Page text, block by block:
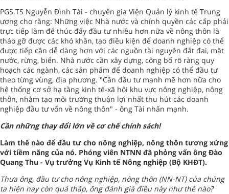
PGS.TS Nguyễn Đình Tài - chuyên gia Viện Quản lý kinh tế Trung
ương cho rằng: Những việc Nhà nước và chính quyền các cấp phải
trực tiếp làm để thúc đẩy đầu tư nhiều hơn nữa về nông thôn là
tháo gỡ được các khó khăn, tạo điều kiện để doanh nghiệp có thể
được tiếp cận dễ dàng hơn với các nguồn tài nguyên đất đai, mặt
nước, rừng, biển. Nhà nước cần xây dựng, công bố rõ ràng quy
hoạch các ngành, các sản phẩm để doanh nghiệp có thể đầu tư
theo từng vùng, địa phương. "Cần đầu tư mạnh mẽ hơn nữa cho
hệ thống cơ sở hạ tầng kinh tế-xã hội khu vực nông nghiệp, nông
thôn, nhằm tạo môi trường thuận lợi nhất thu hút các doanh
nghiệp đầu tư vốn về nông thôn" - ông Tài nhấn mạnh.
Cần những thay đổi lớn về cơ chế chính sách!
Làm thế nào để đầu tư cho nông nghiệp, nông thôn tương xứng
với tiềm năng của nó. Phóng viên NTNN đã phỏng vấn ông Đào
Quang Thu - Vụ trưởng Vụ Kinh tế Nông nghiệp (Bộ KHĐT).
Thưa ông, đầu tư cho nông nghiệp, nông thôn (NN-NT) của chúng
ta hiện nay còn quá thấp, ông đánh giá điều này như thế nào?